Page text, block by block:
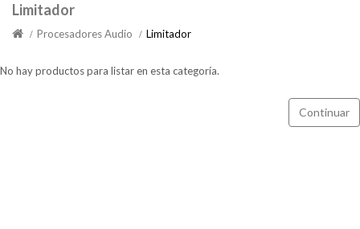
Limitador
Procesadores Audio Limitador
No hay productos para listar en esta categoría.
Continuar